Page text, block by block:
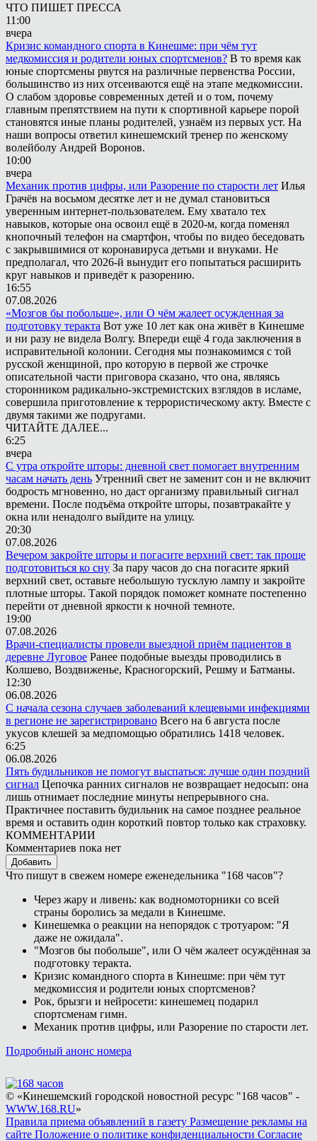
ЧТО ПИШЕТ ПРЕССА
11:00
вчера
Кризис командного спорта в Кинешме: при чём тут
медкомиссия и родители юных спортсменов? В то время как
юные спортсмены рвутся на различные первенства России,
большинство из них отсеиваются ещё на этапе медкомиссии.
О слабом здоровье современных детей и о том, почему
главным препятствием на пути к спортивной карьере порой
становятся иные планы родителей, узнаём из первых уст. На
наши вопросы ответил кинешемский тренер по женскому
волейболу Андрей Воронов.
10:00
вчера
Механик против цифры, или Разорение по старости лет Илья
Грачёв на восьмом десятке лет и не думал становиться
уверенным интернет-пользователем. Ему хватало тех
навыков, которые она освоил ещё в 2020-м, когда поменял
кнопочный телефон на смартфон, чтобы по видео беседовать
с закрывшимися от коронавируса детьми и внуками. Не
предполагал, что 2026-й вынудит его попытаться расширить
круг навыков и приведёт к разорению.
16:55
07.08.2026
«Мозгов бы побольше», или О чём жалеет осужденная за
подготовку теракта Вот уже 10 лет как она живёт в Кинешме
и ни разу не видела Волгу. Впереди ещё 4 года заключения в
исправительной колонии. Сегодня мы познакомимся с той
русской женщиной, про которую в первой же строчке
описательной части приговора сказано, что она, являясь
сторонником радикально-экстремистских взглядов в исламе,
совершила приготовление к террористическому акту. Вместе с
двумя такими же подругами.
ЧИТАЙТЕ ДАЛЕЕ...
6:25
вчера
С утра откройте шторы: дневной свет помогает внутренним
часам начать день Утренний свет не заменит сон и не включит
бодрость мгновенно, но даст организму правильный сигнал
времени. После подъёма откройте шторы, позавтракайте у
окна или ненадолго выйдите на улицу.
20:30
07.08.2026
Вечером закройте шторы и погасите верхний свет: так проще
подготовиться ко сну За пару часов до сна погасите яркий
верхний свет, оставьте небольшую тусклую лампу и закройте
плотные шторы. Такой порядок поможет комнате постепенно
перейти от дневной яркости к ночной темноте.
19:00
07.08.2026
Врачи-специалисты провели выездной приём пациентов в
деревне Луговое Ранее подобные выезды проводились в
Колшево, Воздвиженье, Красногорский, Решму и Батманы.
12:30
06.08.2026
С начала сезона случаев заболеваний клещевыми инфекциями
в регионе не зарегистрировано Всего на 6 августа после
укусов клешей за медпомощью обратились 1418 человек.
6:25
06.08.2026
Пять будильников не помогут выспаться: лучше один поздний
сигнал Цепочка ранних сигналов не возвращает недосып: она
лишь отнимает последние минуты непрерывного сна.
Практичнее поставить будильник на самое позднее реальное
время и оставить один короткий повтор только как страховку.
КОММЕНТАРИИ
Комментариев пока нет
Добавить
Что пишут в свежем номере еженедельника "168 часов"?
Через жару и ливень: как водномоторники со всей
страны боролись за медали в Кинешме.
Кинешемка о реакции на непорядок с тротуаром: "Я
даже не ожидала".
"Мозгов бы побольше", или О чём жалеет осуждённая за
подготовку теракта.
Кризис командного спорта в Кинешме: при чём тут
медкомиссия и родители юных спортсменов?
Рок, брызги и нейросети: кинешемец подарил
спортсменам гимн.
Механик против цифры, или Разорение по старости лет.
Подробный анонс номера
© «Кинешемский городской новостной ресурс "168 часов" -
WWW.168.RU»
Правила приема объявлений в газету Размещение рекламы на
сайте Положение о политике конфиденциальности Согласие